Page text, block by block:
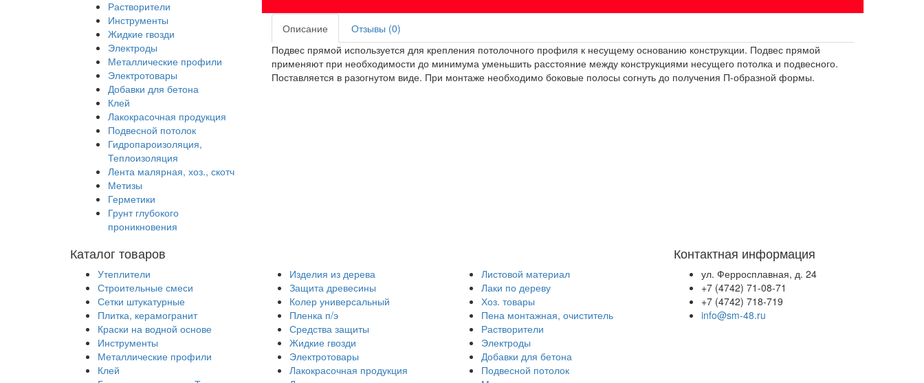
Растворители
Инструменты
Жидкие гвозди
Электроды
Металлические профили
Электротовары
Добавки для бетона
Клей
Лакокрасочная продукция
Подвесной потолок
Гидропароизоляция,
Теплоизоляция
Лента малярная, хоз., скотч
Метизы
Герметики
Грунт глубокого
проникновения
Описание
Отзывы (0)
Подвес прямой используется для крепления потолочного профиля к несущему основанию конструкции. Подвес прямой
применяют при необходимости до минимума уменьшить расстояние между конструкциями несущего потолка и подвесного.
Поставляется в разогнутом виде. При монтаже необходимо боковые полосы согнуть до получения П-образной формы.
Каталог товаров
Утеплители Изделия из дерева
Листовой материал
Строительные смеси
Защита древесины
Лаки по дереву
Сетки штукатурные
Колер универсальный
Хоз. товары
Плитка, керамогранит
Пленка п/э
Пена монтажная, очиститель
Краски на водной основе
Средства защиты
Растворители
Инструменты
Жидкие гвозди
Электроды
Металлические профили
Электротовары
Добавки для бетона
Клей
Лакокрасочная продукция
Подвесной потолок
Контактная информация
ул. Ферросплавная, д. 24
+7 (4742) 71-08-71
+7 (4742) 718-719
info@sm-48.ru